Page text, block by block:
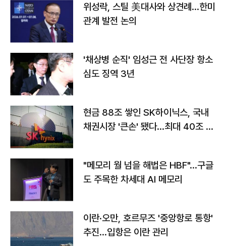
위성락, 스틸 美대사와 상견례…한미
관계 발전 논의
'채상병 순직' 임성근 전 사단장 항소
심도 징역 3년
현금 88조 쌓인 SK하이닉스, 국내
채권시장 '큰손' 됐다…최대 40조 투
"메모리 월 넘을 해법은 HBF"…구글
도 주목한 차세대 AI 메모리
이란·오만, 호르무즈 '중앙항로 통항'
추진…입항은 이란 관리